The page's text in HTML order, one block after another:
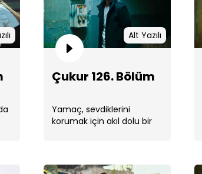
Alt Yazılı
Çukur 126. Bölüm
Yamaç, sevdiklerini
korumak için akıl dolu bir